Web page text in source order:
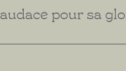
audace pour sa